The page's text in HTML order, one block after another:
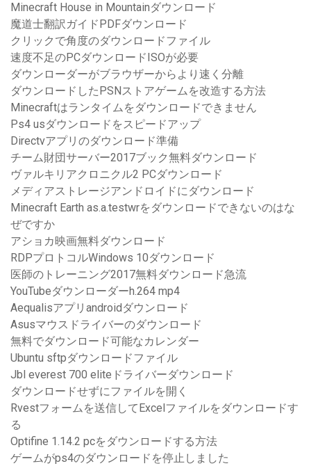
Minecraft House in Mountainダウンロード
魔道士翻訳ガイドPDFダウンロード
クリックで角度のダウンロードファイル
速度不足のPCダウンロードISOが必要
ダウンローダーがブラウザーからより速く分離
ダウンロードしたPSNストアゲームを改造する方法
Minecraftはランタイムをダウンロードできません
Ps4 usダウンロードをスピードアップ
Directvアプリのダウンロード準備
チーム財団サーバー2017ブック無料ダウンロード
ヴァルキリアクロニクル2 PCダウンロード
メディアストレージアンドロイドにダウンロード
Minecraft Earth as.a.testwrをダウンロードできないのはな
ぜですか
アショカ映画無料ダウンロード
RDPプロトコルWindows 10ダウンロード
医師のトレーニング2017無料ダウンロード急流
YouTubeダウンローダーh.264 mp4
Aequalisアプリandroidダウンロード
Asusマウスドライバーのダウンロード
無料でダウンロード可能なカレンダー
Ubuntu sftpダウンロードファイル
Jbl everest 700 eliteドライバーダウンロード
ダウンロードせずにファイルを開く
Rvestフォームを送信してExcelファイルをダウンロードす
る
Optifine 1.14.2 pcをダウンロードする方法
ゲームがps4のダウンロードを停止しました